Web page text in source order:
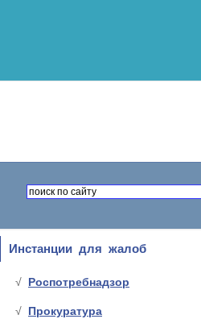
Инстанции для жалоб
Роспотребнадзор
Прокуратура